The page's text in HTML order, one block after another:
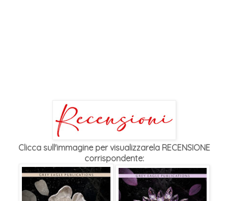
Clicca sull'immagine per visualizzarela RECENSIONE
corrispondente: